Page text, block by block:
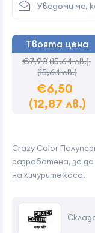
Crazy Color
разработена, за
на кичурите коса.
Уведоми ме,
Твоята цена
€7,90(15,64 лв.)
(15,64 лв.)
€6,50
(12,87 лв.)